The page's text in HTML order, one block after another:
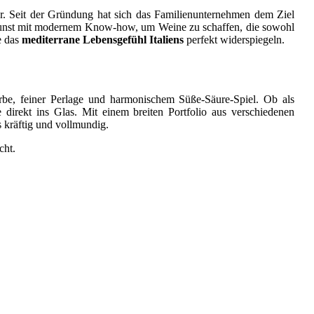
der Gründung hat sich das Familienunternehmen dem Ziel
mit modernem Know-how, um Weine zu schaffen, die sowohl
das mediterrane Lebensgefühl Italiens perfekt widerspiegeln.
feiner Perlage und harmonischem Süße-Säure-Spiel. Ob als
direkt ins Glas. Mit einem breiten Portfolio aus verschiedenen
kräftig und vollmundig.